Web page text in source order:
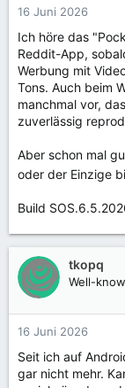
16 Juni 2026
Ich höre das
Reddit-App,
Werbung mit
Tons. Auch beim
manchmal vor,
zuverlässig
Aber schon mal
oder der Einzige
Build
tkopq
Well-
16 Juni 2026
Seit ich auf
gar nicht mehr.